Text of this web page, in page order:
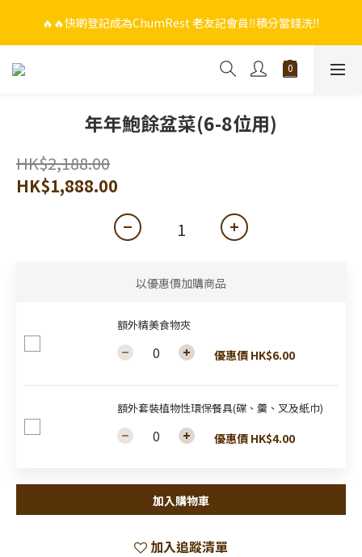
🔥🔥快啲登記成為ChumRest 老友記會員‼️積分當錢洗‼️
🔥🔥快啲登記成為ChumRest 老友記會員‼️積分當錢洗‼️
🎁🤩🤩超值優惠：網上下單選用~(銀行轉帳／FPS)為付款方式，滿
$988 即可免費獲贈手工紫蘇雞皮蝦（6串）價值$288‼️
🔥🔥快啲登記成為ChumRest 老友記會員‼️積分當錢洗‼️
年年鮑餘盆菜(6-8位用)
HK$2,188.00
HK$1,888.00
以優惠價加購商品
額外精美食物夾
優惠價 HK$6.00
額外套裝植物性環保餐具(碟、羹、叉及紙巾)
優惠價 HK$4.00
加入購物車
加入追蹤清單